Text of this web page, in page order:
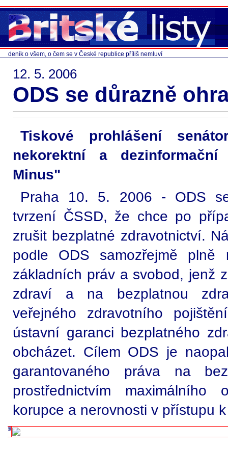
deník o všem, o čem se v České republice příliš nemluví
12. 5. 2006
ODS se důrazně
Tiskové prohlášení
nekorektní a
Minus"
Praha 10. 5. 2006 - ODS
tvrzení ČSSD, že chce po
zrušit bezplatné zdravotnictví.
podle ODS samozřejmě
základních práv a svobod, jenž
zdraví a na bezplatnou
veřejného zdravotního
ústavní garanci bezplatného
obcházet. Cílem ODS je
garantovaného práva na
prostřednictvím maximálního
korupce a nerovnosti v přístupu